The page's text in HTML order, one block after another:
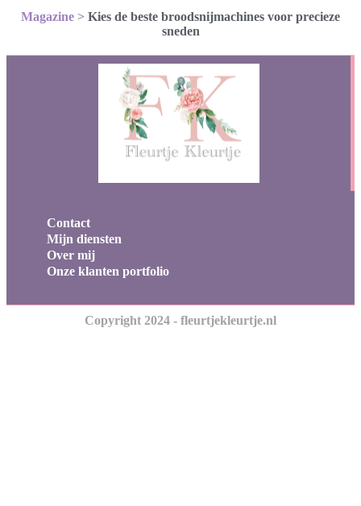
Magazine > Kies de beste broodsnijmachines voor precieze
sneden
Contact
Mijn diensten
Over mij
Onze klanten portfolio
Copyright 2024 - fleurtjekleurtje.nl